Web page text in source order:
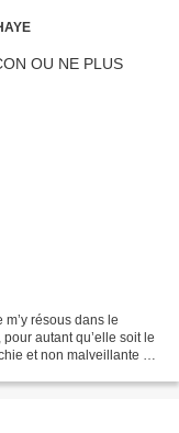
résous dans le
autant qu’elle soit le
et non malveillante vis